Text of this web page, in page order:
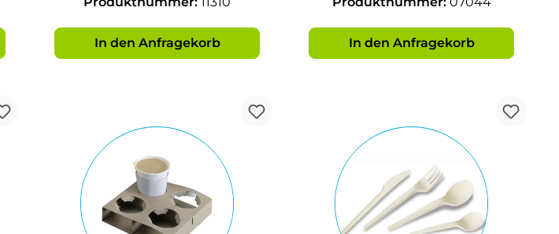
In den Anfragekorb In den Anfragekorb